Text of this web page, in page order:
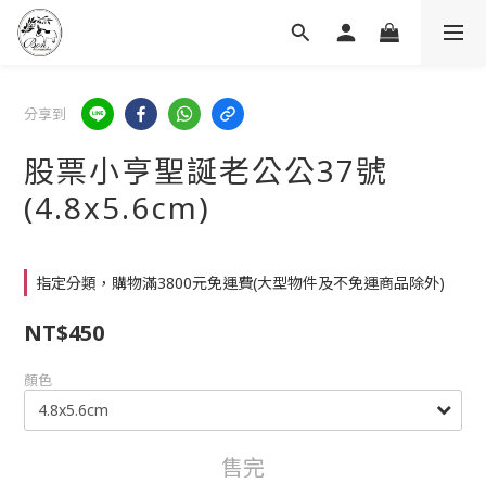
分享到
股票小亨聖誕老公公37號
(4.8x5.6cm)
指定分類，購物滿3800元免運費(大型物件及不免運商品除外)
NT$450
顏色
售完